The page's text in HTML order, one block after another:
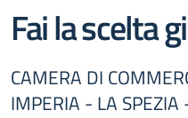
Fai la scelta
CAMERA DI
IMPERIA - LA SPEZIA